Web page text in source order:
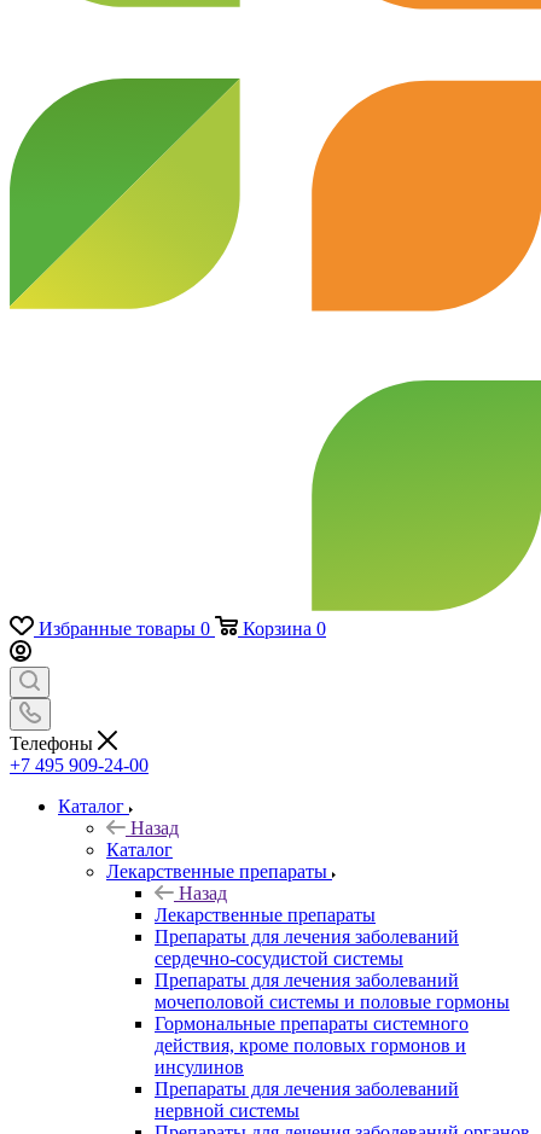
Избранные товары 0 Корзина 0
Телефоны
+7 495 909-24-00
Каталог
Назад
Каталог
Лекарственные препараты
Назад
Лекарственные препараты
Препараты для лечения заболеваний
сердечно-сосудистой системы
Препараты для лечения заболеваний
мочеполовой системы и половые гормоны
Гормональные препараты системного
действия, кроме половых гормонов и
инсулинов
Препараты для лечения заболеваний
нервной системы